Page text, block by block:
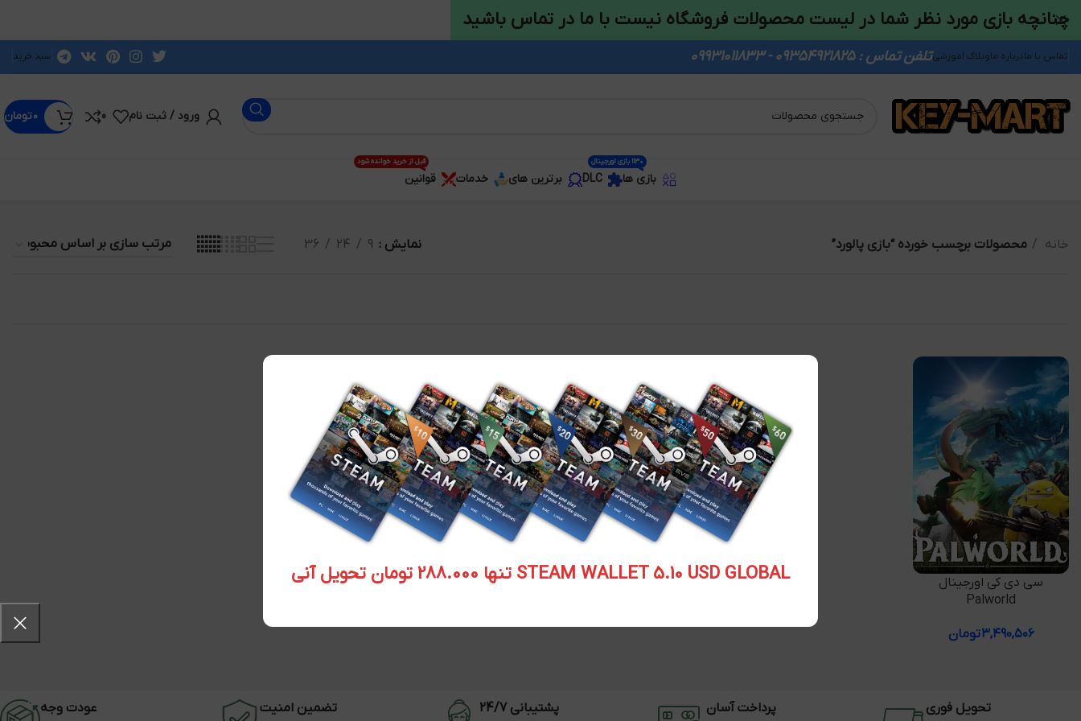
STEAM WALLET 5.10 USD GLOBAL تنها 288.000 تومان تحویل آنی
تماس با مادرباره ماوبلاگ اموزشیتلفن تماس : 09354921825 - 09931011833 سبد خرید
ورود / ثبت نام 0 ۰تومان
بازی ها
1130 بازی اورجینال
DLC برترین های خدمات قوانین
قبل از خرید خوانده شود
خانه محصولات برچسب خورده “بازی پالورد” نمایش 9
24
36
افزودن به سبد خرید
سی دی کی اورجینال
Palworld
۳,۴۹۰,۵۰۶تومان
تحویل فوری پرداخت آسان پشتیبانی 24/7 تضمین امنیت عودت وجه
چنانچه بازی مورد نظر شما در لیست محصولات فروشگاه نیست با ما در تماس باشید